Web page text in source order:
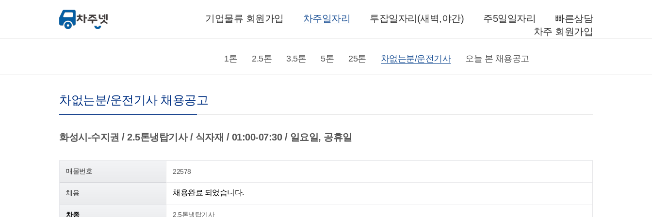
빠른상담
주5일일자리
투잡일자리(새벽,야간)
차주일자리
기업물류 회원가입
차주 회원가입
1톤 2.5톤 3.5톤 5톤 25톤 차없는분/운전기사 오늘 본 채용공고
차없는분/운전기사 채용공고
화성시-수지권 / 2.5톤냉탑기사 / 식자재 / 01:00-07:30 / 일요일, 공휴일
매물번호 22578
채용 채용완료 되었습니다.
차종 2.5톤냉탑기사